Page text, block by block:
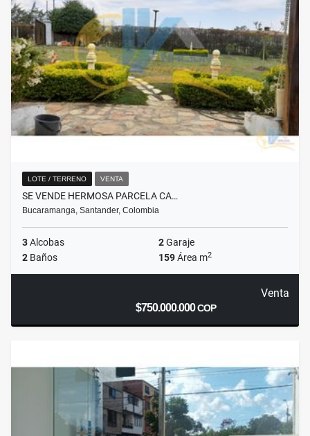
LOTE / TERRENO VENTA
SE VENDE HERMOSA PARCELA CA…
Bucaramanga, Santander, Colombia
3Alcobas 2Garaje
2 Baños 159Área m2
Venta
$750.000.000COP